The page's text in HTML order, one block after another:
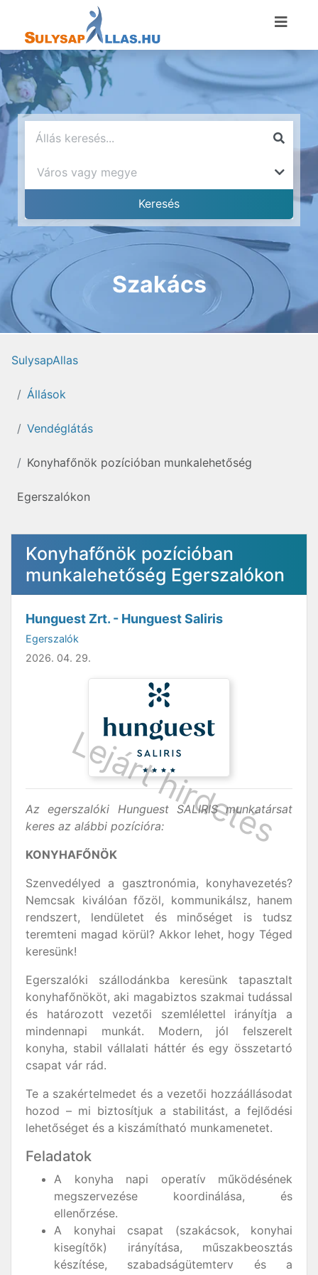
Szakács
SulysapAllas
Állások
Vendéglátás
Konyhafőnök pozícióban munkalehetőség
Egerszalókon
Konyhafőnök pozícióban
munkalehetőség Egerszalókon
Hunguest Zrt. - Hunguest Saliris
Egerszalók
2026. 04. 29.
Az egerszalóki Hunguest SALIRIS munkatársat
keres az alábbi pozícióra:
KONYHAFŐNÖK
Szenvedélyed a gasztronómia, konyhavezetés?
Nemcsak kiválóan főzöl, kommunikálsz, hanem
rendszert, lendületet és minőséget is tudsz
teremteni magad körül? Akkor lehet, hogy Téged
keresünk!
Egerszalóki szállodánkba keresünk tapasztalt
konyhafőnököt, aki magabiztos szakmai tudással
és határozott vezetői szemlélettel irányítja a
mindennapi munkát. Modern, jól felszerelt
konyha, stabil vállalati háttér és egy összetartó
csapat vár rád.
Te a szakértelmedet és a vezetői hozzáállásodat
hozod – mi biztosítjuk a stabilitást, a fejlődési
lehetőséget és a kiszámítható munkamenetet.
Feladatok
A konyha napi operatív működésének
megszervezése koordinálása, és
ellenőrzése.
A konyhai csapat (szakácsok, konyhai
kisegítők) irányítása, műszakbeosztás
készítése, szabadságütemterv és a